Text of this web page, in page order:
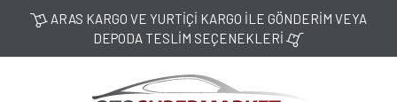
ARAS KARGO VE YURTİÇİ KARGO İLE GÖNDERİM VEYA
DEPODA TESLİM SEÇENEKLERİ